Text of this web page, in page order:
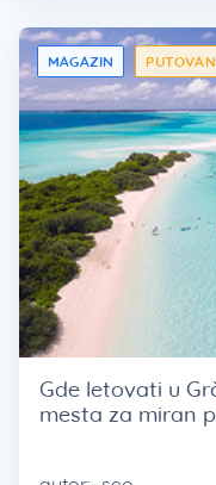
MAGAZIN
Gde letovati u
mesta za miran